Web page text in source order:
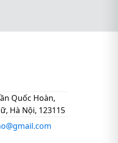
Quốc Hoàn,
Hà Nội, 123115